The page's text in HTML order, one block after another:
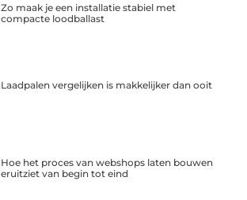
Zo maak je een installatie stabiel met
compacte loodballast
Laadpalen vergelijken is makkelijker dan ooit
Hoe het proces van webshops laten bouwen
eruitziet van begin tot eind